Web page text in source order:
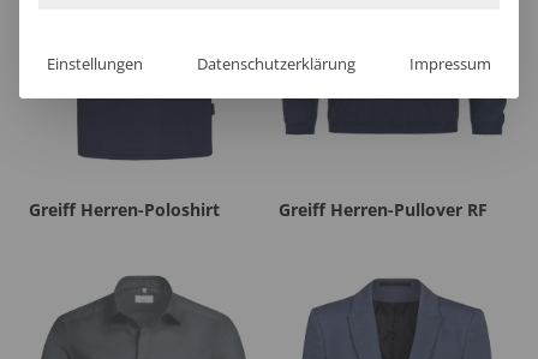
Greiff Herren-Poloshirt Greiff Herren-Pullover RF
Einstellungen Datenschutzerklärung Impressum